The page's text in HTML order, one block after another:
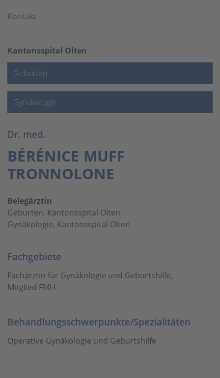
Kontakt
Kantonsspital Olten
Geburten
Gynäkologie
Dr. med.
BÉRÉNICE MUFF
TRONNOLONE
Belegärztin
Geburten, Kantonsspital Olten
Gynäkologie, Kantonsspital Olten
Fachgebiete
Fachärztin für Gynäkologie und Geburtshilfe,
Mitglied FMH
Behandlungsschwerpunkte/Spezialitäten
Operative Gynäkologie und Geburtshilfe